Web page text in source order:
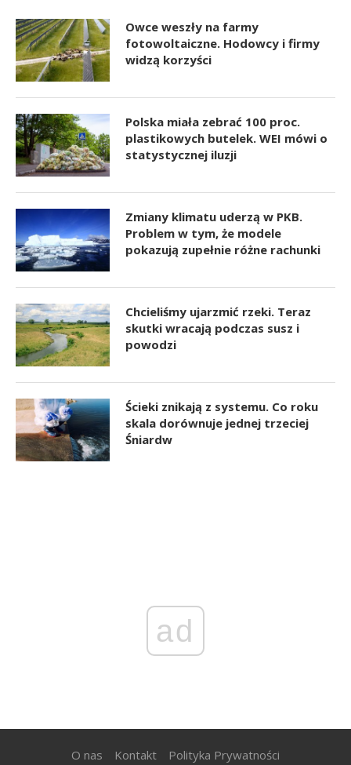
Owce weszły na farmy
fotowoltaiczne. Hodowcy i firmy
widzą korzyści
Polska miała zebrać 100 proc.
plastikowych butelek. WEI mówi o
statystycznej iluzji
Zmiany klimatu uderzą w PKB.
Problem w tym, że modele
pokazują zupełnie różne rachunki
Chcieliśmy ujarzmić rzeki. Teraz
skutki wracają podczas susz i
powodzi
Ścieki znikają z systemu. Co roku
skala dorównuje jednej trzeciej
Śniardw
ad
O nas Kontakt Polityka Prywatności